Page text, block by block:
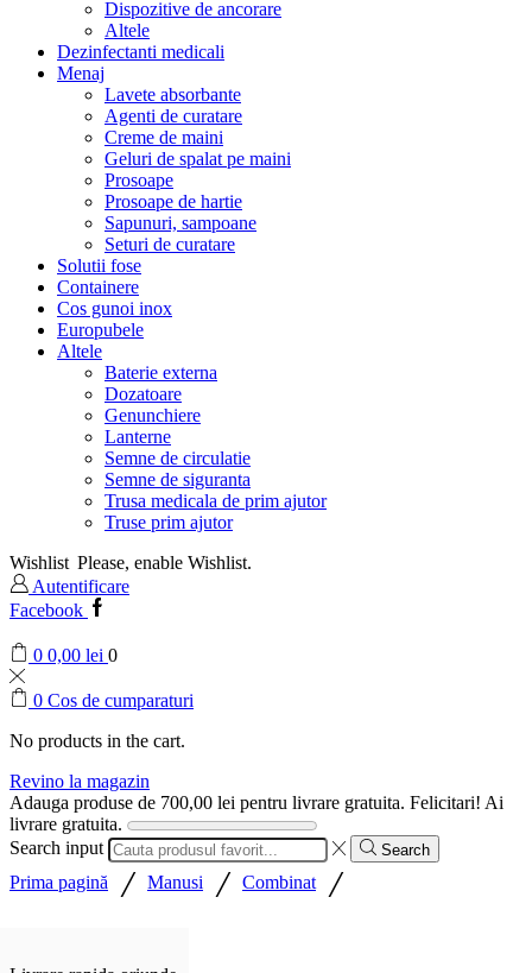
Dispozitive de ancorare
Altele
Dezinfectanti medicali
Menaj
Lavete absorbante
Agenti de curatare
Creme de maini
Geluri de spalat pe maini
Prosoape
Prosoape de hartie
Sapunuri, sampoane
Seturi de curatare
Solutii fose
Containere
Cos gunoi inox
Europubele
Altele
Baterie externa
Dozatoare
Genunchiere
Lanterne
Semne de circulatie
Semne de siguranta
Trusa medicala de prim ajutor
Truse prim ajutor
Wishlist Please, enable Wishlist.
Autentificare
Facebook
0 0,00 lei 0
0 Cos de cumparaturi
No products in the cart.
Revino la magazin
Adauga produse de 700,00 lei pentru livrare gratuita. Felicitari! Ai
livrare gratuita.
Search input
Search
Prima pagină / Manusi / Combinat /